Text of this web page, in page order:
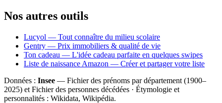
Nos autres outils
Lucyol — Tout connaître du milieu scolaire
Gentry — Prix immobiliers & qualité de vie
Ton cadeau — L'idée cadeau parfaite en quelques swipes
Liste de naissance Amazon — Créer et partager votre liste
Données : Insee — Fichier des prénoms par département (1900–
2025) et Fichier des personnes décédées · Étymologie et
personnalités : Wikidata, Wikipédia.